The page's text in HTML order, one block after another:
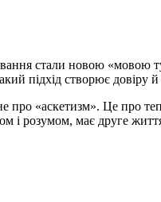
стали новою
підхід створює довіру
«аскетизм». Це про
і розумом, має друге